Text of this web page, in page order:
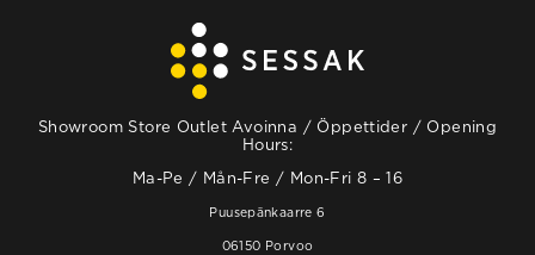
Showroom Store Outlet Avoinna / Öppettider / Opening
Hours:
Ma-Pe / Mån-Fre / Mon-Fri 8 – 16
Puusepänkaarre 6
06150 Porvoo